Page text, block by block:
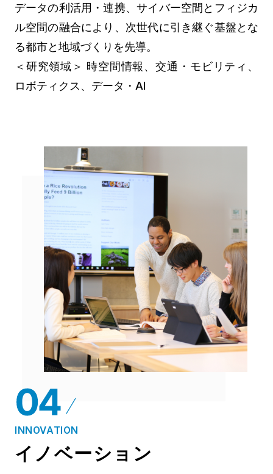
データの利活用・連携、サイバー空間とフィジカ
ル空間の融合により、次世代に引き継ぐ基盤とな
る都市と地域づくりを先導。
＜研究領域＞ 時空間情報、交通・モビリティ、
ロボティクス、データ・AI
INNOVATION
イノベーション